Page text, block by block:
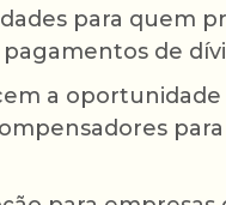
para quem
de
a oportunidade